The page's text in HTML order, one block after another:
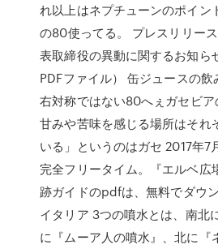
れ以上はネプチューンのポイン
の80使ってる。 プレスリリー
表取締役の異動に関するお知ら
PDFファイル） 缶ジュースの
右対称ではない80へぇガセビア
甘みや苦味を感じる場所はそれ
いる」というのはガセ 2017年7
完全フリータイム。『エルベ広
跡ガイドのpdfは、無料でダウ
イタリア 3つの噴水とは、南北
に『ムーア人の噴水』、北に『